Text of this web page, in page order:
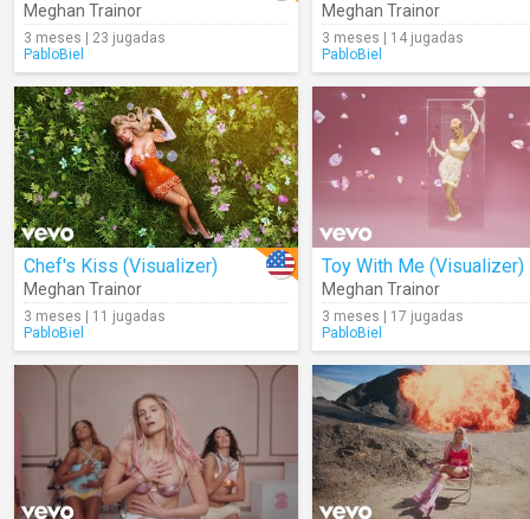
Meghan Trainor
3 meses | 23 jugadas
PabloBiel
Meghan Trainor
3 meses | 14 jugadas
PabloBiel
Chef's Kiss (Visualizer)
Meghan Trainor
3 meses | 11 jugadas
PabloBiel
Toy With Me (Visualizer)
Meghan Trainor
3 meses | 17 jugadas
PabloBiel